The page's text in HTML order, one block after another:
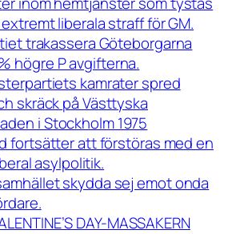
liberala straff för GM.
trakassera Göteborgarna
högre P avgifterna.
kamrater spred
skräck på Västtyska
i Stockholm 1975
fortsätter att förstöras med en
asylpolitik.
skydda sej emot onda
DAY-MASSAKERN